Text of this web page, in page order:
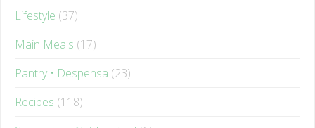
Main Meals (17)
Pantry • Despensa
Recipes
(118)
Se Inspire • Get Inspired